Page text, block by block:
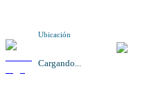
Ubicación
Cargando...